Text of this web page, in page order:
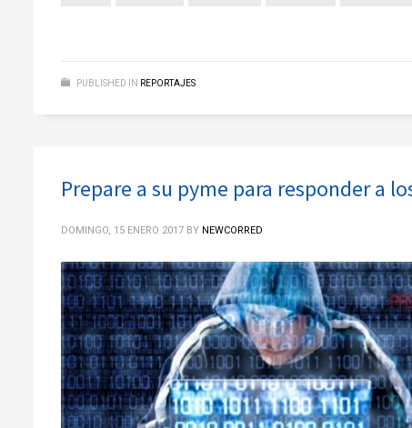
PUBLISHED IN REPORTAJES
Prepare a su pyme para responder a
DOMINGO, 15 ENERO 2017 BY NEWCORRED